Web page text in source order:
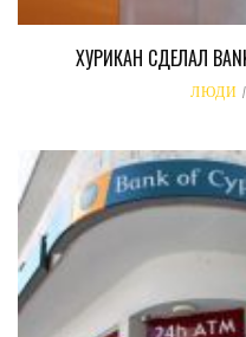
ХУРИКАН СДЕЛАЛ
ЛЮДИ